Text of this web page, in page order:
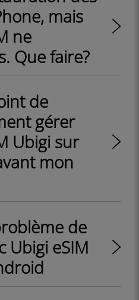
mais
ne
Que faire?
de
gérer
Ubigi sur
mon
de
Ubigi eSIM